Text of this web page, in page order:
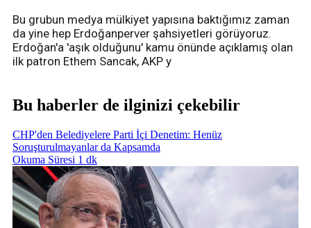
Bu grubun medya mülkiyet yapısına baktığımız zaman
da yine hep Erdoğanperver şahsiyetleri görüyoruz.
Erdoğan'a 'aşık olduğunu' kamu önünde açıklamış olan
ilk patron Ethem Sancak, AKP y
Bu haberler de ilginizi çekebilir
CHP'den Belediyelere Parti İçi Denetim: Henüz
Soruşturulmayanlar da Kapsamda
Okuma Süresi 1 dk